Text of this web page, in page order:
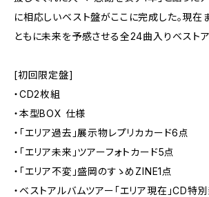
に相応しいベスト盤がここに完成した。現在
ともに未来を予感させる全24曲入りベストア
[初回限定盤]
・CD2枚組
・本型BOX 仕様
・「エリア過去」展示物レプリカカード6点
・「エリア未来」ツアーフォトカード5点
・「エリア不変」盛岡のすゝめZINE1点
・ベストアルバムツアー「エリア現在」CD特